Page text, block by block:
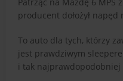
producent dołożył
To auto dla tych, którzy
jest prawdziwym
i tak